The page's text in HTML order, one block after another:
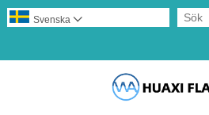
Svenska 